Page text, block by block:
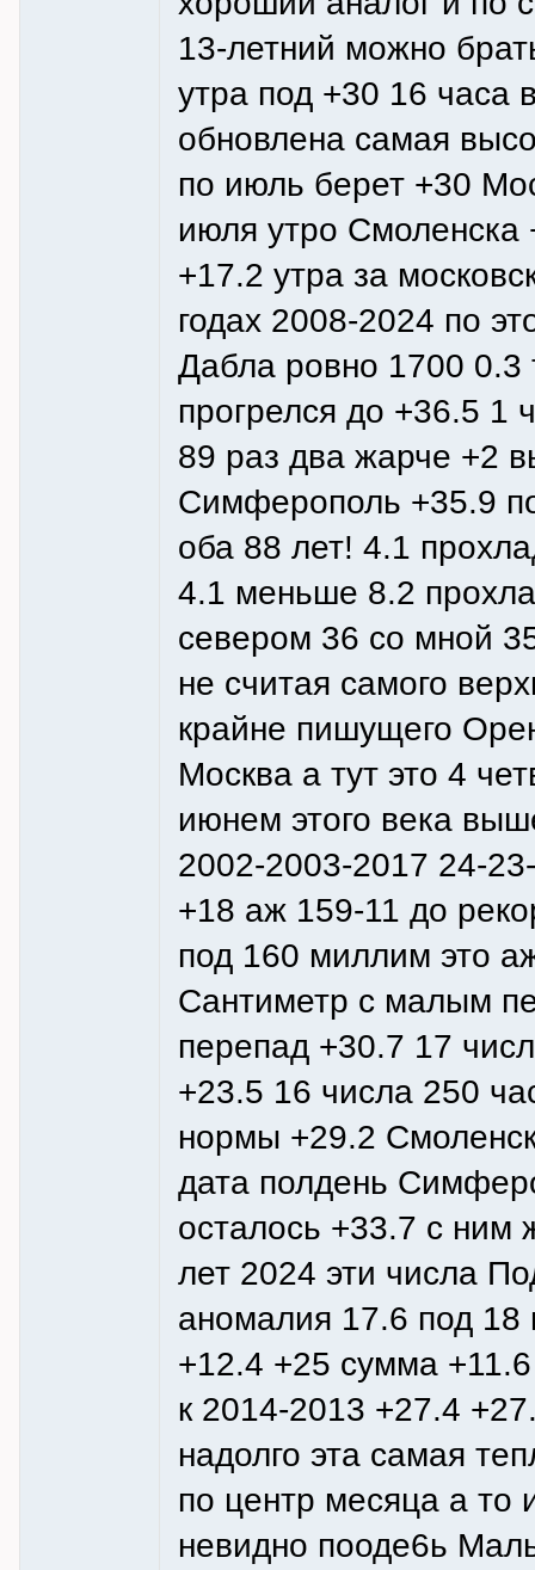
13-летний можно
утра под +30 16 часа
обновлена самая
по июль берет +30
июля утро Смоленска
+17.2 утра за
годах 2008-2024 по
Дабла ровно 1700
прогрелся до +36.5
89 раз два жарче +2
Симферополь +35.9
оба 88 лет! 4.1
4.1 меньше 8.2
севером 36 со мной
не считая самого
крайне пишущего
Москва а тут это 4
июнем этого века
2002-2003-2017 24-
+18 аж 159-11 до
под 160 миллим это
Сантиметр с малым
перепад +30.7 17
+23.5 16 числа 250
нормы +29.2
дата полдень
осталось +33.7 с ним
лет 2024 эти числа
аномалия 17.6 под
+12.4 +25 сумма
к 2014-2013 +27.4
надолго эта самая
по центр месяца а то
невидно пооде6ь